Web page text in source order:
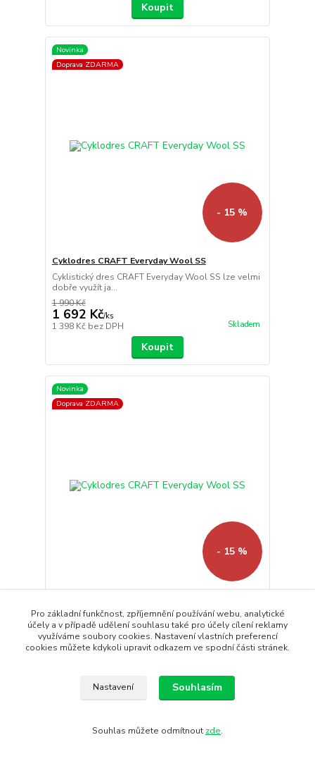
Koupit
Novinka
Doprava ZDARMA
- 15 %
Cyklodres CRAFT Everyday Wool SS
Cyklistický dres CRAFT Everyday Wool SS lze velmi
dobře využít ja...
1 990 Kč
1 692 Kč/ks
1 398 Kč bez DPH Skladem
Koupit
Novinka
Doprava ZDARMA
- 15 %
Cyklistický dres CRAFT Everyday Wool SS lze velmi
dobře využít ja...
1 990 Kč
1 692 Kč/
Koupit
Pro základní funkčnost, zpříjemnění používání webu, analytické
účely a v případě udělení souhlasu také pro účely cílení reklamy
využíváme soubory cookies. Nastavení vlastních preferencí
cookies můžete kdykoli upravit odkazem ve spodní části stránek.
Nastavení Souhlasím
Souhlas můžete odmítnout zde.